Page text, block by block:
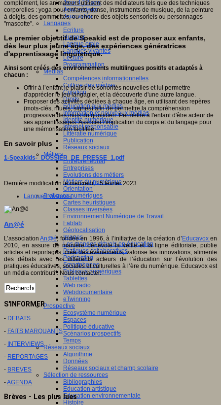
Jeux 4/12 ans
Jeux sérieux
Jeux vidéo
Langages
Ecriture
Humour
Langue orale
Langues vivantes
Lecture
Programmation
Médias
Compétences informationnelles
Culture des médias
Curation
Droits
Education aux médias
Information et nouveaux médias
Identité numérique
Internet responsable
Littératie numérique
Publication
Réseaux sociaux
Métiers
Entrepreneuriat
Entreprises
Evolutions des métiers
Métiers du numérique
Orientation
Pratiques numériques
Cartes heuristiques
Classes inversées
Environnement Numérique de Travail
Fablab
Géolocalisation
Images
Les mondes virtuels en éducation
Pratiques collaboratives
Podcasting
Smartphones
Tableaux numériques
Tablettes
Web radio
Webdocumentaire
eTwinning
Prospective
Ecosystème numérique
Espaces
Politique éducative
Scénarios prospectifs
Temps
Réseaux sociaux
Algorithme
Données
Réseaux sociaux et champ scolaire
Sélection de ressources
Bibliographies
Education artistique
Education environnementale
Histoire
complément, les animateurs utilisent des médiateurs tels que des techniques
corporelles : yoga pour enfants, danse, instruments de musique, de la peinture
à doigts, des gommettes, ou encore des objets sensoriels ou personnages
"mascotte".
Le premier objectif de Speakid est de proposer aux enfants,
dès leur plus jeune âge, des expériences génératrices
d'apprentissage linguistique.
Ainsi sont créés des environnements multilingues positifs et adaptés à
chacun :
Offrir à l’enfant le plaisir de sonorités nouvelles et lui permettre
d'apprécier le jeu langagier, et la découverte d'une autre langue.
Proposer des activités dédiées à chaque âge, en utilisant des repères
(mots-clés, rituels, signes) afin de permettre la compréhension
progressive des mots du quotidien. Permettre à l'enfant d'être acteur de
ses apprentissages. Associer l'implication du corps et du langage pour
une mémorisation facilitée.
En savoir plus
1-Speakids-_DOSSIER_DE_PRESSE_1.pdf
Dernière modification le mercredi, 15 février 2023
Langues vivantes,
An@é
L’associationAn@é, fondée en 1996, à l’initiative de la création d’ Educavoxen
2010, en assure de manière bénévole la veille et la ligne éditoriale, publie
articles et reportages, crée des événements, valorise les innovations, alimente
des débats avec les différents acteurs de l’éducation sur l’évolution des
pratiques éducatives, sociales et culturelles à l’ère du numérique. Educavox est
un média contributif. Nous contacter.
S'INFORMER
- DEBATS
- FAITS MARQUANTS
- INTERVIEWS
- REPORTAGES
- BREVES
-AGENDA
Brèves - Les plus lues